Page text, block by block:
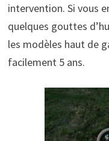
intervention. Si vous
quelques gouttes
les modèles haut de
facilement 5 ans.